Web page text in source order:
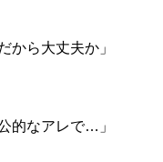
から大丈夫か」
的なアレで…」